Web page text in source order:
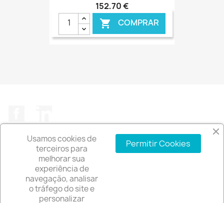
152,70 €
 COMPRAR
A EMPRESA
INFORMAÇÃO DA LOJA
Usamos cookies de
terceiros para
melhorar sua
experiência de
navegação, analisar
o tráfego do site e
personalizar
Permitir Cookies